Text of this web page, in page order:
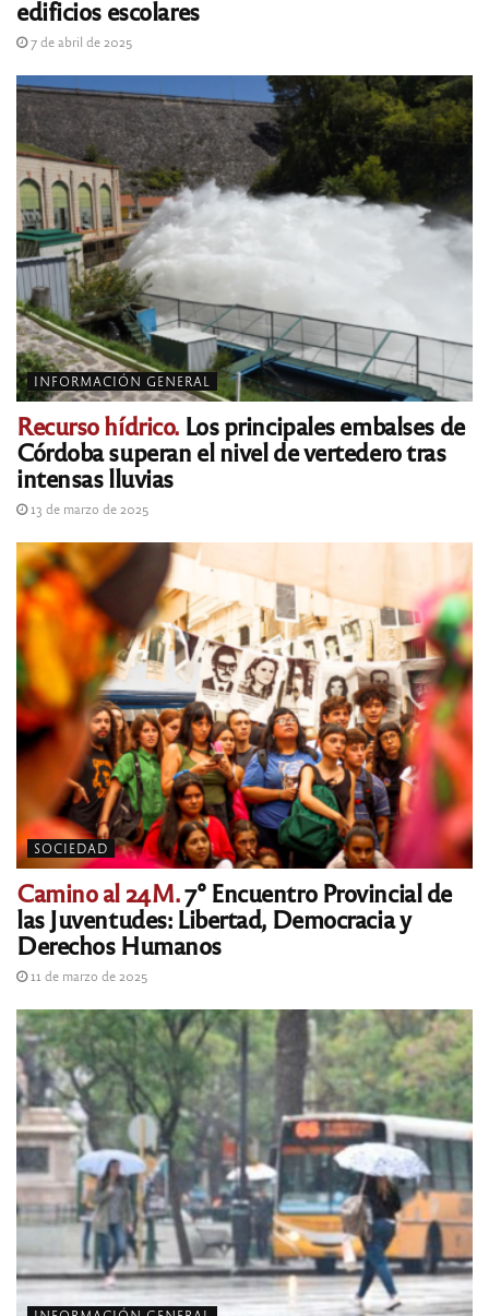
edificios escolares
7 de abril de 2025
INFORMACIÓN GENERAL
Recurso hídrico.Los principales embalses de
Córdoba superan el nivel de vertedero tras
intensas lluvias
13 de marzo de 2025
SOCIEDAD
Camino al 24M.7° Encuentro Provincial de
las Juventudes: Libertad, Democracia y
Derechos Humanos
11 de marzo de 2025